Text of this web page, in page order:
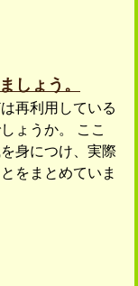
しょう。
再利用している
ょうか。 ここ
身につけ、実際
をまとめていま